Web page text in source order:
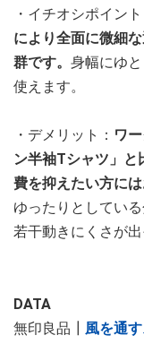
・イチオシポイント
により全面に微細
群です。 身幅にゆ
使えます。
・デメリット： ワ
ン半袖Tシャツ」と
費を抑えたい方には
ゆったりとしてい
若干動きにくさが出
DATA
無印良品┃ 風を通